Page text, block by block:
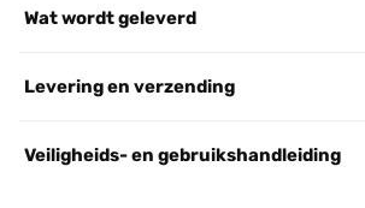
Wat wordt geleverd
Levering en verzending
Veiligheids- en gebruikshandleiding